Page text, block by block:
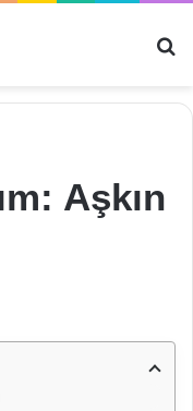
Aşkın